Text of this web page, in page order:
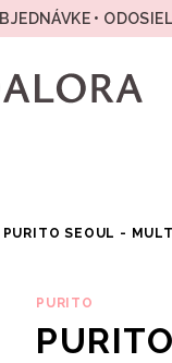
•
PURITO SEOUL -
PURITO